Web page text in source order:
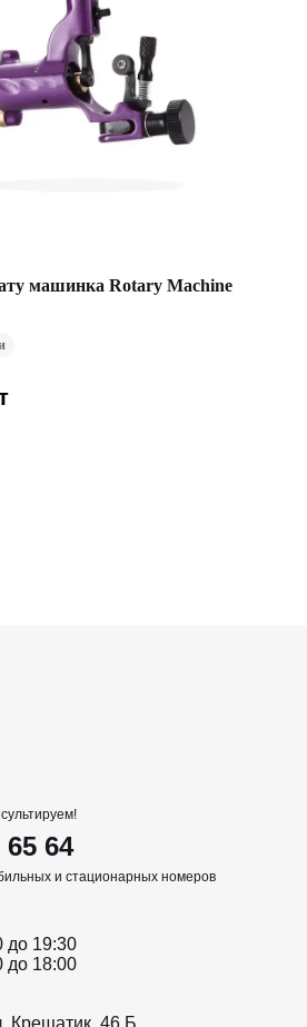
машинка Rotary Machine
65 64
и стационарных номеров
до 19:30
до 18:00
Крещатик, 46 Б